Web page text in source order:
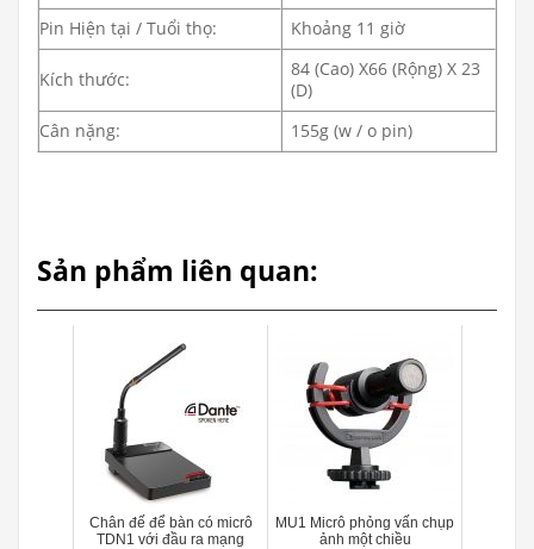
Pin Hiện tại / Tuổi thọ:
Khoảng 11 giờ
Kích thước:
84 (Cao) X66 (Rộng) X 23
(D)
Cân nặng:
155g (w / o pin)
Sản phẩm liên quan:
Chân đế để bàn có micrô
TDN1 với đầu ra mạng
MU1 Micrô phỏng vấn chụp
ảnh một chiều